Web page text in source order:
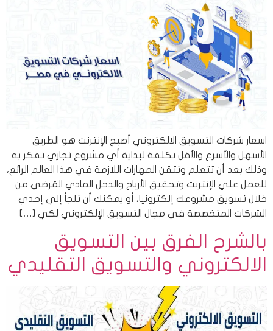
اسعار شركات التسويق الالكتروني أصبح الإنترنت هو الطريق
الأسهل والأسرع والأقل تكلفة لبداية أي مشروع تجاري تفكر به
وذلك بعد أن تتعلم وتتقن المهارات اللازمة في هذا العالم الرائع،
للعمل علي الإنترنت وتحقيق الأرباح والدخل المادي المُرضي من
خلال تسويق مشروعك إلكترونيا، أو يمكنك أن تلجأ إلي إحدي
الشركات المتخصصة في مجال التسويق الإلكتروني لكي […]
بالشرح الفرق بين التسويق
الالكتروني والتسويق التقليدي